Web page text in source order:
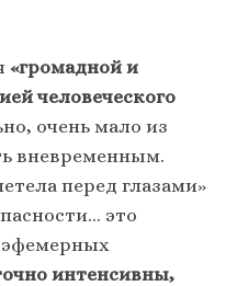
«громадной и
человеческого
очень мало из
вневременным.
перед глазами»
это
эфемерных
интенсивны,